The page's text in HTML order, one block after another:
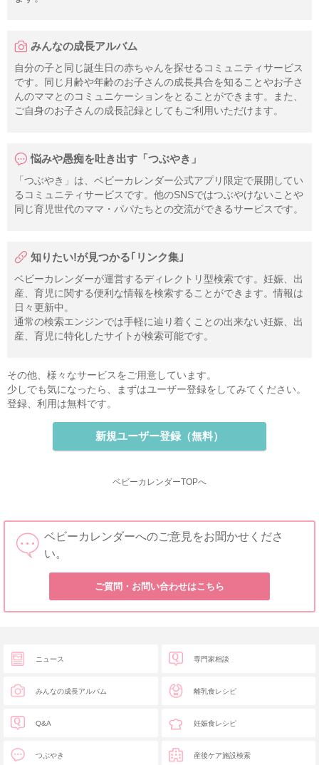
みんなの成長アルバム
自分の子と同じ誕生日の赤ちゃんを探せるコミュニティサービス
です。同じ月齢や年齢のお子さんの成長具合を知ることやお子さ
んのママとのコミュニケーションをとることができます。また、
ご自身のお子さんの成長記録としてもご利用いただけます。
悩みや愚痴を吐き出す「つぶやき」
「つぶやき」は、ベビーカレンダー公式アプリ限定で展開してい
るコミュニティサービスです。他のSNSではつぶやけないことや
同じ育児世代のママ・パパたちとの交流ができるサービスです。
知りたい!が見つかる｢リンク集｣
ベビーカレンダーが運営するディレクトリ型検索です。妊娠、出
産、育児に関する便利な情報を検索することができます。情報は
日々更新中。
通常の検索エンジンでは手軽に辿り着くことの出来ない妊娠、出
産、育児に特化したサイトが検索可能です。
その他、様々なサービスをご用意しています。
少しでも気になったら、まずはユーザー登録をしてみてください。
登録、利用は無料です。
新規ユーザー登録（無料）
ベビーカレンダーTOPへ
ベビーカレンダーへのご意見をお聞かせくださ
い。
ご質問・お問い合わせはこちら
ニュース
みんなの成長アルバム
Q&A
つぶやき
専門家相談
離乳食レシピ
妊娠食レシピ
産後ケア施設検索